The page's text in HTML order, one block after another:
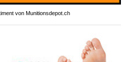
von Munitionsdepot.ch